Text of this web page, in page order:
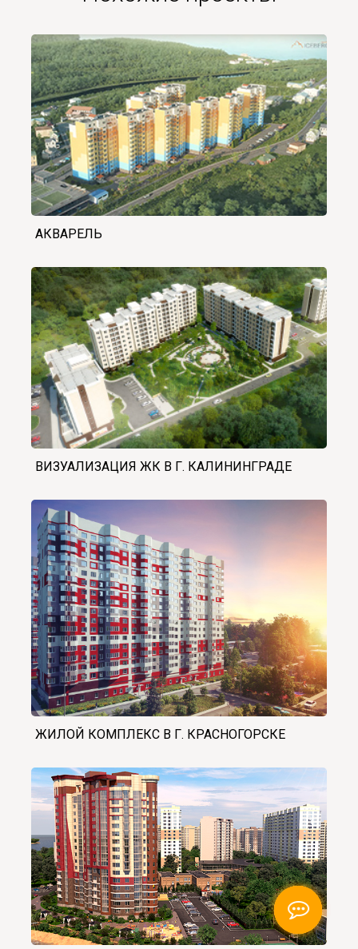
АКВАРЕЛЬ
ВИЗУАЛИЗАЦИЯ ЖК В Г. КАЛИНИНГРАДЕ
ЖИЛОЙ КОМПЛЕКС В Г. КРАСНОГОРСКЕ
✖
Напомнить о сайте
Напомнить
✖
Напомнить о сайте
Напомнить